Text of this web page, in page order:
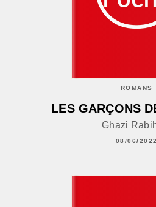
ROMANS
LES GARÇONS
Ghazi
08/06/2022